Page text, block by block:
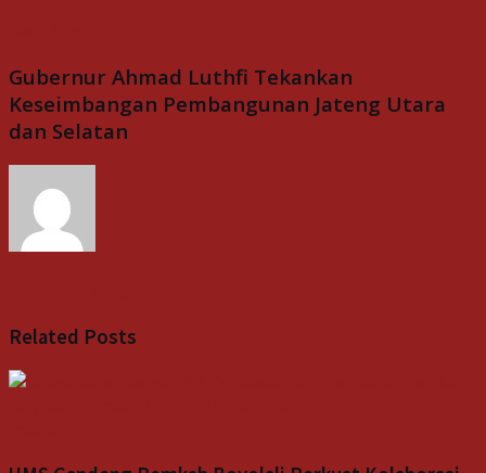
Gubernur Ahmad Luthfi Tekankan
Keseimbangan Pembangunan Jateng Utara
dan Selatan
Related Posts